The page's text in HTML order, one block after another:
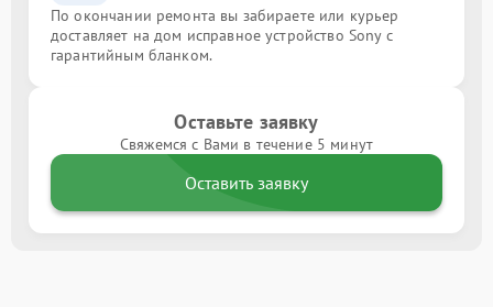
По окончании ремонта вы забираете или курьер
доставляет на дом исправное устройство Sony с
гарантийным бланком.
Оставьте заявку
Свяжемся с Вами в течение 5 минут
Оставить заявку